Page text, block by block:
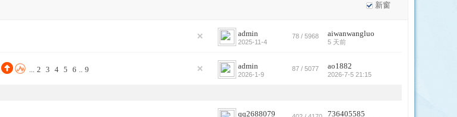
新窗
admin
2025-11-4
78 / 5968 aiwanwangluo
5 天前
... 2 3 4 5 6 .. 9 admin
2026-1-9
87 / 5077 ao1882
2026-7-5 21:15
qq2688079 736405585